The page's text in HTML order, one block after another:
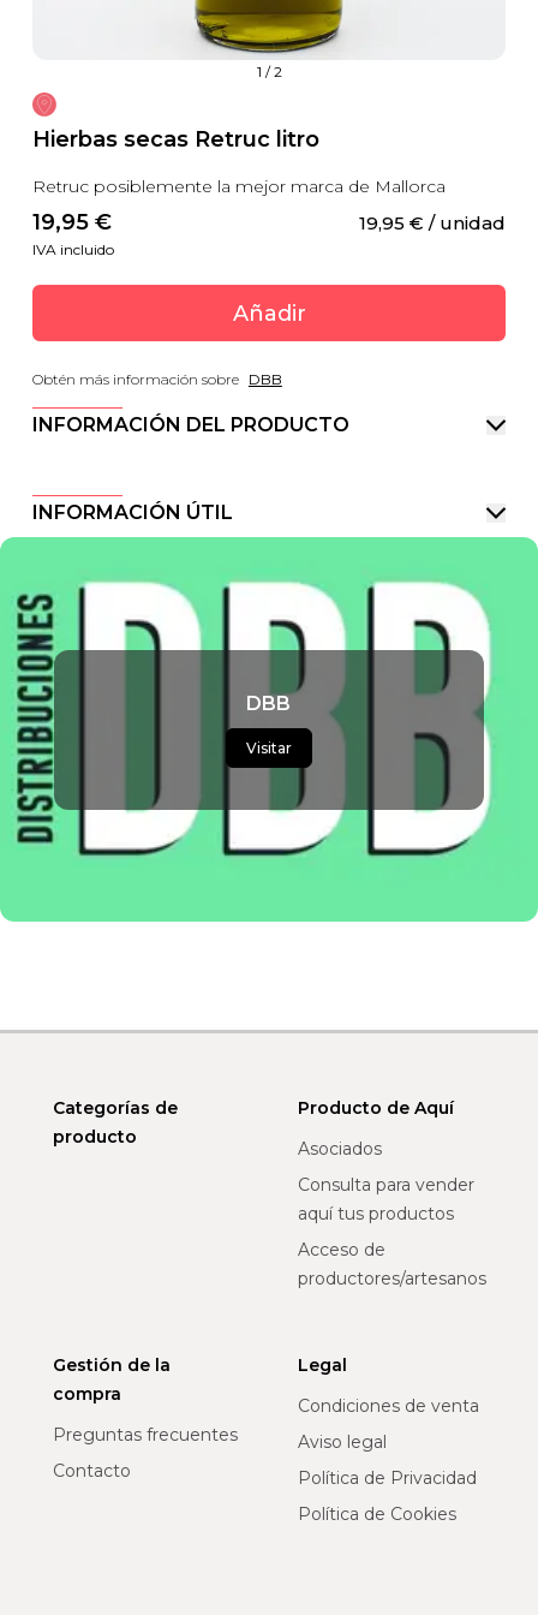
1 /2
Hierbas secas Retruc litro
Retruc posiblemente la mejor marca de Mallorca
19,95 € 19,95 € / unidad
IVA incluido
Añadir
Obtén más información sobre DBB
INFORMACIÓN DEL PRODUCTO
INFORMACIÓN ÚTIL
DBB
Visitar
Categorías de
producto
Producto de Aquí
Asociados
Consulta para vender
aquí tus productos
Acceso de
productores/artesanos
Gestión de la
compra
Preguntas frecuentes
Contacto
Legal
Condiciones de venta
Aviso legal
Política de Privacidad
Política de Cookies